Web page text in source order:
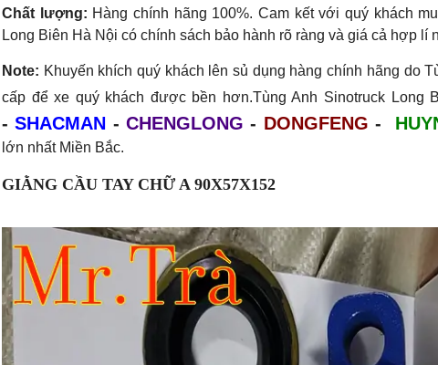
Chất lượng: Hàng chính hãng 100%. Cam kết với quý khách
Long Biên Hà Nội có chính sách bảo hành rõ ràng và giá cả hợp lí
Note: Khuyến khích quý khách lên sủ dụng hàng chính hãng do
cấp để xe quý khách được bền hơn.Tùng Anh Sinotruck Long
-SHACMAN - CHENGLONG - DONGFENG -
lớn nhất Miền Bắc.
GIẰNG CẦU TAY CHỮ A 90X57X152